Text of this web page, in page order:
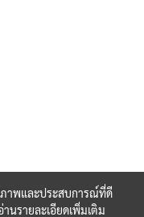
ภาพและประสบการณ์ที่ดี
นรายละเอียดเพิ่มเติม